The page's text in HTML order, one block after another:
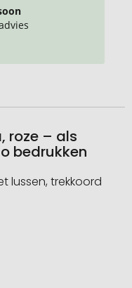
roze – als
bedrukken
lussen, trekkoord